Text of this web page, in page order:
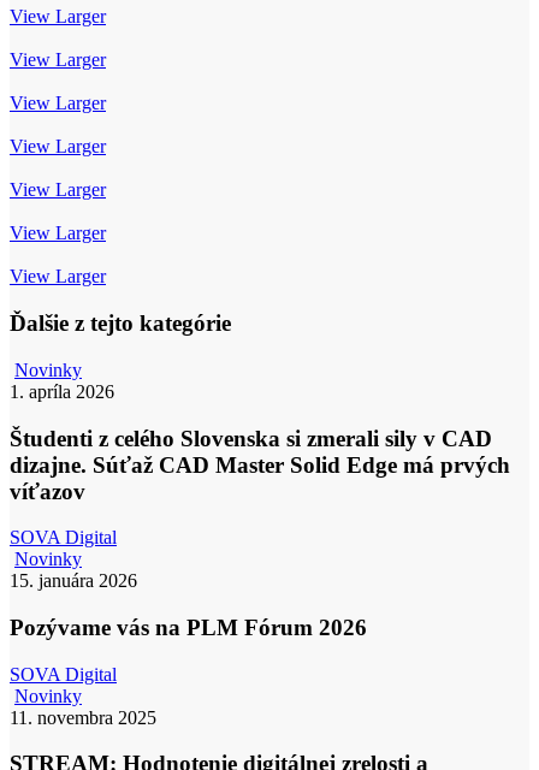
View Larger
View Larger
View Larger
View Larger
View Larger
View Larger
View Larger
Ďalšie z tejto kategórie
NovinkyŠtudenti
z
Slovenska
zmerali
sily
CAD
dizajne.
Súťaž
Master
Edge
má
prvých
1. apríla 2026
Študenti z celého Slovenska si zmerali sily v CAD
dizajne. Súťaž CAD Master Solid Edge má prvých
víťazov
SOVA Digital
NovinkyPozývame
vás
PLM
2026
15. januára 2026
Pozývame vás na PLM Fórum 2026
SOVA Digital
NovinkySTREAM:
Hodnotenie
zrelosti
11. novembra 2025
STREAM: Hodnotenie digitálnej zrelosti a